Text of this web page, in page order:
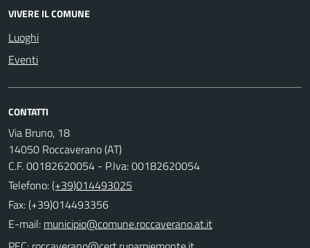
VIVERE IL COMUNE
Luoghi
Eventi
CONTATTI
Via Bruno, 18
14050 Roccaverano (AT)
C.F. 00182620054 - P.Iva: 00182620054
Telefono:(+39)014493025
Fax: (+39)014493356
E-mail: